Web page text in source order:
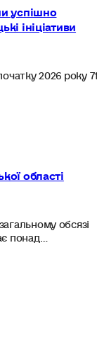
успішно
ініціативи
2026 року
області
обсязі
понад…